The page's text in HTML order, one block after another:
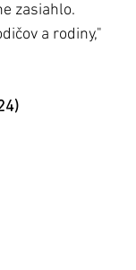
zasiahlo.
a rodiny,"